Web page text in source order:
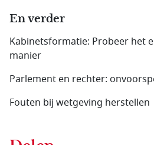
En verder
Kabinetsformatie: Probeer het
manier
Parlement en rechter:
Fouten bij wetgeving herstellen